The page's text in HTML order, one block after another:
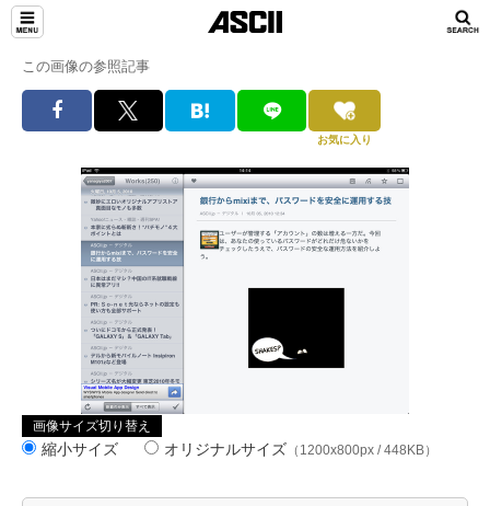
この画像の参照記事
お気に入り
画像サイズ切り替え
縮小サイズ オリジナルサイズ （1200x800px / 448KB）